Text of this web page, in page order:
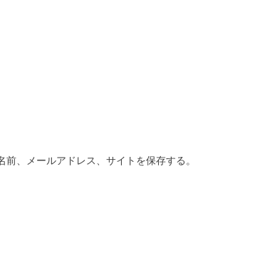
、メールアドレス、サイトを保存する。